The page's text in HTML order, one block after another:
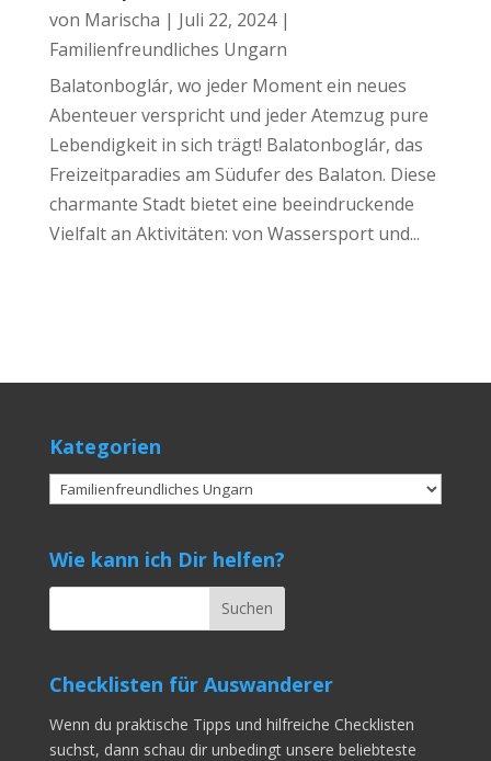
von Marischa | Juli 22, 2024|
Familienfreundliches Ungarn
Balatonboglár, wo jeder Moment ein neues
Abenteuer verspricht und jeder Atemzug pure
Lebendigkeit in sich trägt! Balatonboglár, das
Freizeitparadies am Südufer des Balaton. Diese
charmante Stadt bietet eine beeindruckende
Vielfalt an Aktivitäten: von Wassersport und...
Kategorien
Kategorien
Wie kann ich Dir helfen?
Checklisten für Auswanderer
Wenn du praktische Tipps und hilfreiche Checklisten
suchst, dann schau dir unbedingt unsere beliebteste